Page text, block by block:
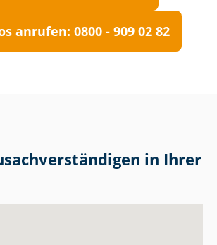
anrufen: 0800 - 909 02 82
in Ihrer